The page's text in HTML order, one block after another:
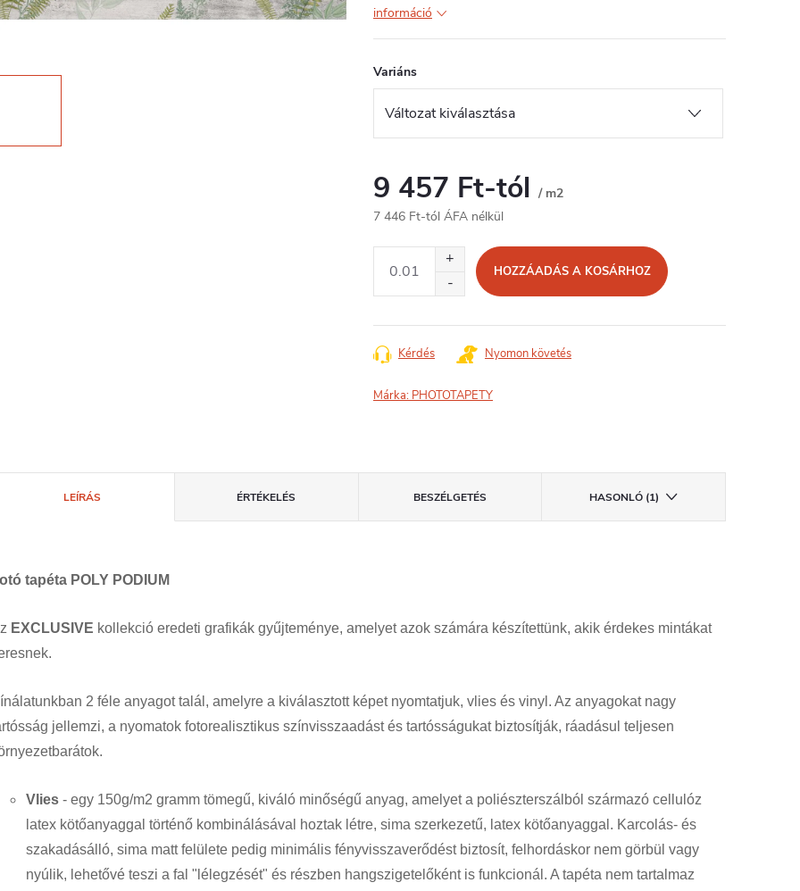
információ
Variáns
9 457 Ft-tól / m2
7 446 Ft-tól ÁFA nélkül
HOZZÁADÁS A KOSÁRHOZ
Kérdés Nyomon követés
Márka: PHOTOTAPETY
LEÍRÁS ÉRTÉKELÉS BESZÉLGETÉS HASONLÓ (1)
tapéta POLY PODIUM
EXCLUSIVE kollekció eredeti grafikák gyűjteménye, amelyet azok számára készítettünk, akik érdekes mintákat
2 féle anyagot talál, amelyre a kiválasztott képet nyomtatjuk, vlies és vinyl. Az anyagokat nagy
jellemzi, a nyomatok fotorealisztikus színvisszaadást és tartósságukat biztosítják, ráadásul teljesen
Vlies - egy 150g/m2 gramm tömegű, kiváló minőségű anyag, amelyet a poliészterszálból származó cellulóz
latex kötőanyaggal történő kombinálásával hoztak létre, sima szerkezetű, latex kötőanyaggal. Karcolás- és
szakadásálló, sima matt felülete pedig minimális fényvisszaverődést biztosít, felhordáskor nem görbül vagy
nyúlik, lehetővé teszi a fal "lélegzését" és részben hangszigetelőként is funkcionál. A tapéta nem tartalmaz